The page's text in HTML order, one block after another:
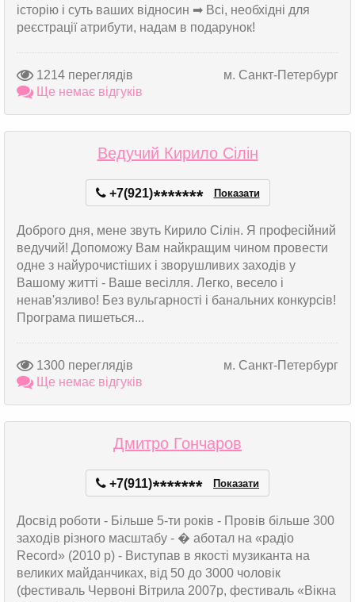
історію і суть ваших відносин ➡ Всі, необхідні для
реєстрації атрибути, надам в подарунок!
1214 переглядів
м. Санкт-Петербург
Ще немає відгуків
Ведучий Кирило Сілін
+7(921)******* Показати
Доброго дня, мене звуть Кирило Сілін. Я професійний
ведучий! Допоможу Вам найкращим чином провести
одне з найурочистіших і зворушливих заходів у
Вашому житті - Ваше весілля. Легко, весело і
ненав'язливо! Без вульгарності і банальних конкурсів!
Програма пишеться...
1300 переглядів
м. Санкт-Петербург
Ще немає відгуків
Дмитро Гончаров
+7(911)******* Показати
Досвід роботи - Більше 5-ти років - Провів більше 300
заходів різного масштабу - � аботал на «радіо
Record» (2010 р) - Виступав в якості музиканта на
великих майданчиках, від 50 до 3000 чоловік
(фестиваль Червоні Вітрила 2007р, фестиваль «Вікна